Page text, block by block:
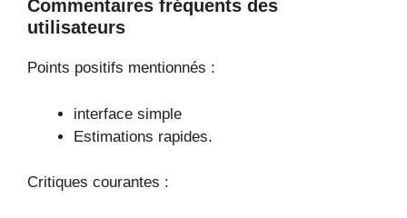
Commentaires fréquents des
utilisateurs
Points positifs mentionnés :
interface simple
Estimations rapides.
Critiques courantes :